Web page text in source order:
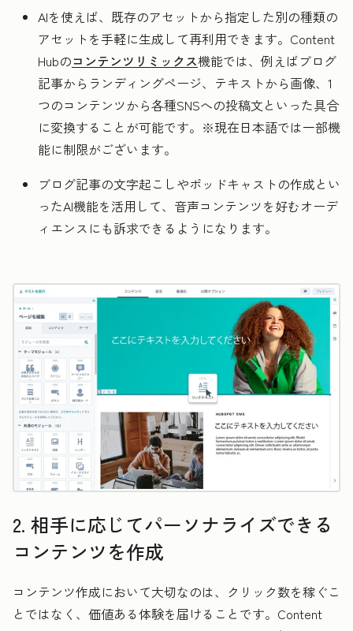
AIを使えば、既存のアセットから指定した別の種類の
アセットを手軽に生成して再利用できます。Content
Hubのコンテンツリミックス機能では、例えばブログ
記事からランディングページ、テキストから画像、1
つのコンテンツから各種SNSへの投稿文といった具合
に変換することが可能です。※現在日本語では一部機
能に制限がございます。
ブログ記事の文字起こしやポッドキャストの作成とい
ったAI機能を活用して、音声コンテンツを好むオーデ
ィエンスにも訴求できるようになります。
2. 相手に応じてパーソナライズできる
コンテンツを作成
コンテンツ作成において大切なのは、クリック数を稼ぐこ
とではなく、価値ある体験を届けることです。Content